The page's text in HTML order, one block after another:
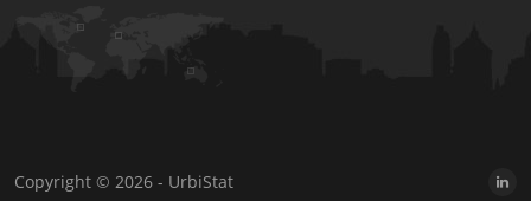
Copyright © 2026 - UrbiStat